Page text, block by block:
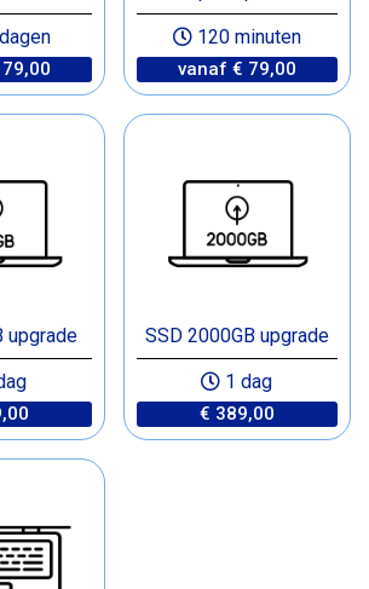
120 minuten
vanaf € 79,00
upgrade
SSD 2000GB upgrade
1 dag
€ 389,00